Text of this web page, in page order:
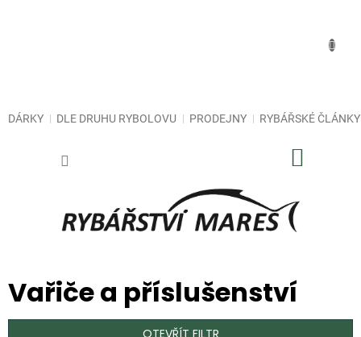
DÁRKY DLE DRUHU RYBOLOVU PRODEJNY RYBÁŘSKÉ ČLÁNKY
Vařiče a příslušenství